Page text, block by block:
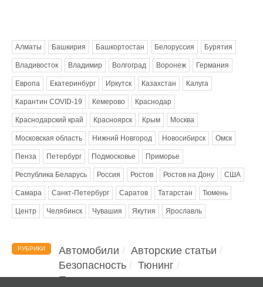
Алматы Башкирия Башкортостан Белоруссия Бурятия
Владивосток Владимир Волгоград Воронеж Германия
Европа Екатеринбург Иркутск Казахстан Калуга
Карантин COVID-19 Кемерово Краснодар
Краснодарский край Красноярск Крым Москва
Московская область Нижний Новгород Новосибирск Омск
Пенза Петербург Подмосковье Приморье
Республика Беларусь Россия Ростов Ростов на Дону США
Самара Санкт-Петербург Саратов Татарстан Тюмень
Центр Челябинск Чувашия Якутия Ярославль
РУБРИКИ Автомобили
Авторские статьи
Безопасность
Тюнинг
Помощь водителю